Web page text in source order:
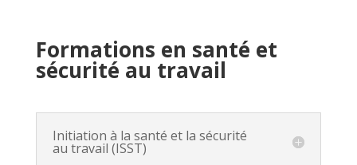
Formations en santé et
sécurité au travail
Initiation à la santé et la sécurité
au travail (ISST)